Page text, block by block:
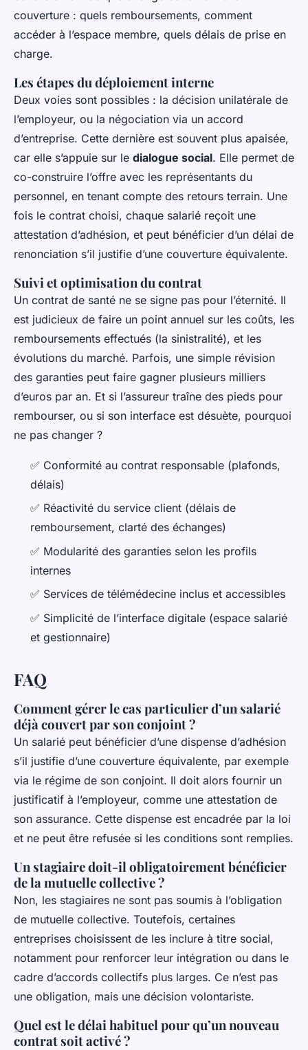
couverture : quels remboursements, comment
accéder à l’espace membre, quels délais de prise en
charge.
Les étapes du déploiement interne
Deux voies sont possibles : la décision unilatérale de
l’employeur, ou la négociation via un accord
d’entreprise. Cette dernière est souvent plus apaisée,
car elle s’appuie sur le dialogue social. Elle permet de
co-construire l’offre avec les représentants du
personnel, en tenant compte des retours terrain. Une
fois le contrat choisi, chaque salarié reçoit une
attestation d’adhésion, et peut bénéficier d’un délai de
renonciation s’il justifie d’une couverture équivalente.
Suivi et optimisation du contrat
Un contrat de santé ne se signe pas pour l’éternité. Il
est judicieux de faire un point annuel sur les coûts, les
remboursements effectués (la sinistralité), et les
évolutions du marché. Parfois, une simple révision
des garanties peut faire gagner plusieurs milliers
d’euros par an. Et si l’assureur traîne des pieds pour
rembourser, ou si son interface est désuète, pourquoi
ne pas changer ?
✅ Conformité au contrat responsable (plafonds,
délais)
✅ Réactivité du service client (délais de
remboursement, clarté des échanges)
✅ Modularité des garanties selon les profils
internes
✅ Services de télémédecine inclus et accessibles
✅ Simplicité de l’interface digitale (espace salarié
et gestionnaire)
FAQ
Comment gérer le cas particulier d’un salarié
déjà couvert par son conjoint ?
Un salarié peut bénéficier d’une dispense d’adhésion
s’il justifie d’une couverture équivalente, par exemple
via le régime de son conjoint. Il doit alors fournir un
justificatif à l’employeur, comme une attestation de
son assurance. Cette dispense est encadrée par la loi
et ne peut être refusée si les conditions sont remplies.
Un stagiaire doit-il obligatoirement bénéficier
de la mutuelle collective ?
Non, les stagiaires ne sont pas soumis à l’obligation
de mutuelle collective. Toutefois, certaines
entreprises choisissent de les inclure à titre social,
notamment pour renforcer leur intégration ou dans le
cadre d’accords collectifs plus larges. Ce n’est pas
une obligation, mais une décision volontariste.
Quel est le délai habituel pour qu’un nouveau
contrat soit activé ?